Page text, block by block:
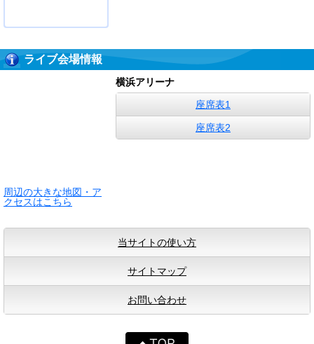
ライブ会場情報
周辺の大きな地図・ア
クセスはこちら
横浜アリーナ
座席表1
座席表2
当サイトの使い方
サイトマップ
お問い合わせ